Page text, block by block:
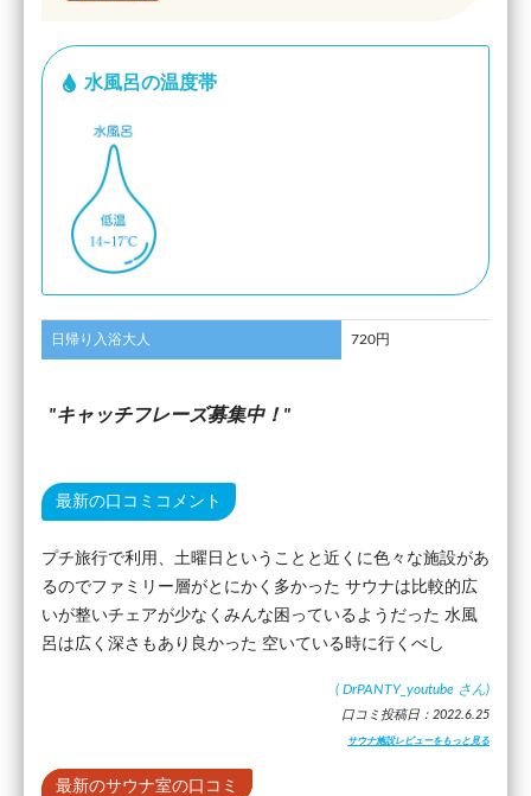
水風呂の温度帯
日帰り入浴大人 720円
キャッチフレーズ募集中！
最新の口コミコメント
プチ旅行で利用、土曜日ということと近くに色々な施設があ
るのでファミリー層がとにかく多かった サウナは比較的広
いが整いチェアが少なくみんな困っているようだった 水風
呂は広く深さもあり良かった 空いている時に行くべし
( DrPANTY_youtube さん)
口コミ投稿日：2022.6.25
サウナ施設レビューをもっと見る
最新のサウナ室の口コミ